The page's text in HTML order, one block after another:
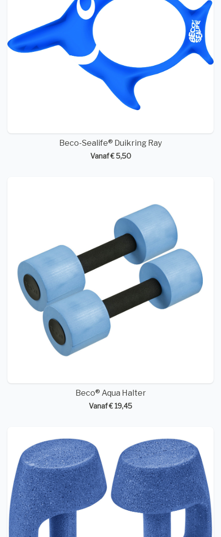
Beco-Sealife® Duikring Ray
Vanaf € 5,50
Beco® Aqua Halter
Vanaf € 19,45